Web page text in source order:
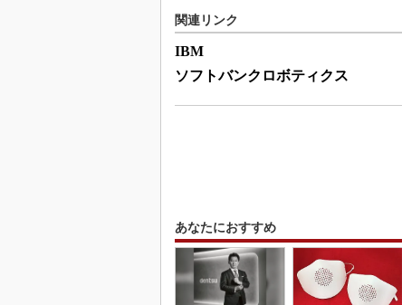
関連リンク
IBM
ソフトバンクロボティクス
あなたにおすすめ